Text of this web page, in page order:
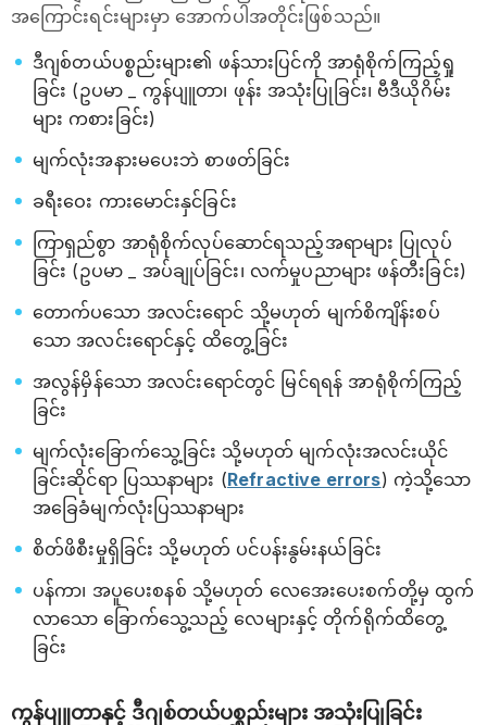
အကြောင်းရင်းများမှာ အောက်ပါအတိုင်းဖြစ်သည်။
ဒီဂျစ်တယ်ပစ္စည်းများ၏ ဖန်သားပြင်ကို အာရုံစိုက်ကြည့်ရှု
ခြင်း (ဥပမာ _ ကွန်ပျူတာ၊ ဖုန်း အသုံးပြုခြင်း၊ ဗီဒီယိုဂိမ်း
များ ကစားခြင်း)
မျက်လုံးအနားမပေးဘဲ စာဖတ်ခြင်း
ခရီးဝေး ကားမောင်းနှင်ခြင်း
ကြာရှည်စွာ အာရုံစိုက်လုပ်ဆောင်ရသည့်အရာများ ပြုလုပ်
ခြင်း (ဥပမာ _ အပ်ချုပ်ခြင်း၊ လက်မှုပညာများ ဖန်တီးခြင်း)
တောက်ပသော အလင်း‌ရောင် သို့မဟုတ် မျက်စိကျိန်းစပ်
သော အလင်းရောင်နှင့် ထိတွေ့ခြင်း
အလွန်မှိန်သော အလင်းရောင်တွင် မြင်ရရန် အာရုံစိုက်ကြည့်
ခြင်း
မျက်လုံးခြောက်သွေ့ခြင်း သို့မဟုတ် မျက်လုံးအလင်းယိုင်
ခြင်းဆိုင်ရာ ပြဿနာများ (Refractive errors) ကဲ့သို့သော
အခြေခံမျက်လုံးပြဿနာများ
စိတ်ဖိစီးမှုရှိခြင်း သို့မဟုတ် ပင်ပန်းနွမ်းနယ်ခြင်း
ပန်ကာ၊ အပူပေးစနစ် သို့မဟုတ် လေအေးပေးစက်တို့မှ ထွက်
လာသော ခြောက်သွေ့သည့် လေများနှင့် တိုက်ရိုက်ထိတွေ့
ခြင်း
ကွန်ပျူတာနှင့် ဒီဂျစ်တယ်ပစ္စည်းများ အသုံးပြုခြင်း